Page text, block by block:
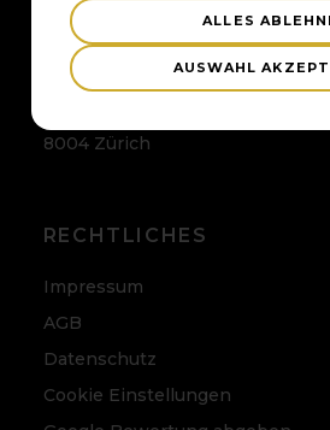
ZÜRICH
Maybaum AG
8004 Zürich
RECHTLICHES
Impressum
AGB
Datenschutz
Cookie Einstellungen
ALLES
AUSWAHL